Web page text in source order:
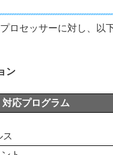
ロセッサーに対し、以
ン
対応プログラム
ス